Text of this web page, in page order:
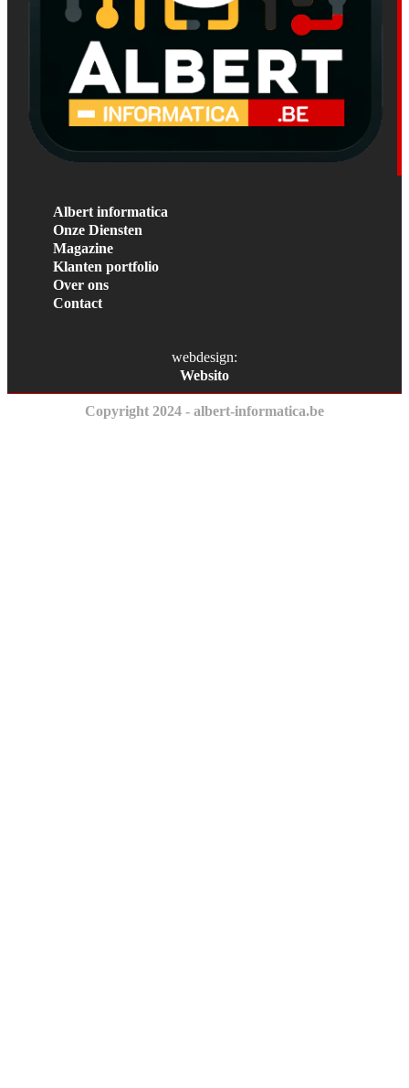
Albert informatica
Onze Diensten
Magazine
Klanten portfolio
Over ons
Contact
webdesign:
Websito
Copyright 2024 - albert-informatica.be